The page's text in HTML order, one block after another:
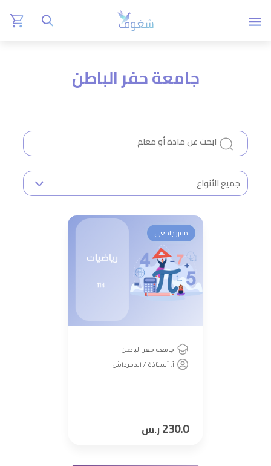
جامعة حفر الباطن
مقرر جامعي
جامعة حفر الباطن
أ. أستاذة / الدمرداش
230.0ر.س